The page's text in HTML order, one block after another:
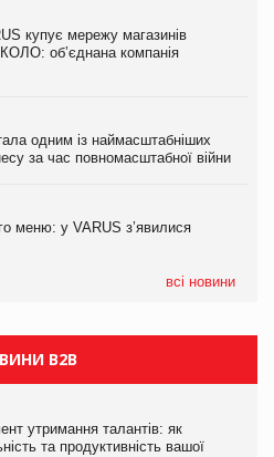
купує мережу магазинів
об’єднана компанія
одним із наймасштабніших
за час повномасштабної війни
меню: у VARUS з’явилися
всі новини
меню: у VARUS з’явилися
хлібобулочні вироби на
склад шоколаду
на маркетинг за квартал
B2B
утримання талантів: як
та продуктивність вашої